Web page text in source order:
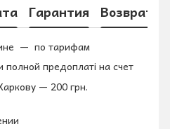
Гарантия Возврат
— по тарифам
полной предоплаті на счет
— 200 грн.